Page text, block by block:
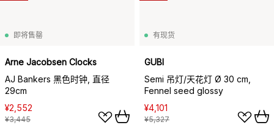
即将售罄
Arne Jacobsen Clocks
AJ Bankers 黑色时钟, 直径
29cm
¥2,552
¥3,445
有现货
GUBI
Semi 吊灯/天花灯 Ø 30 cm,
Fennel seed glossy
¥4,101
¥5,327